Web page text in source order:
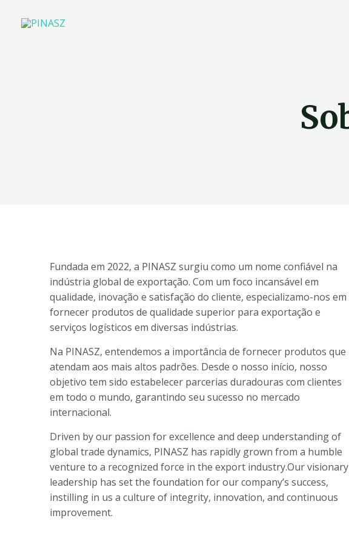
Fundada em 2022, a PINASZ surgiu como um nome confiável na
indústria global de exportação. Com um foco incansável em
qualidade, inovação e satisfação do cliente, especializamo-nos em
fornecer produtos de qualidade superior para exportação e
serviços logísticos em diversas indústrias.
Na PINASZ, entendemos a importância de fornecer produtos que
atendam aos mais altos padrões. Desde o nosso início, nosso
objetivo tem sido estabelecer parcerias duradouras com clientes
em todo o mundo, garantindo seu sucesso no mercado
internacional.
Driven by our passion for excellence and deep understanding of
global trade dynamics, PINASZ has rapidly grown from a humble
venture to a recognized force in the export industry.Our visionary
leadership has set the foundation for our company’s success,
instilling in us a culture of integrity, innovation, and continuous
improvement.